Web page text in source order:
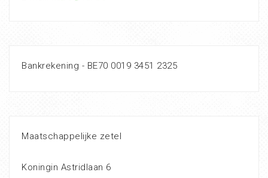
Bankrekening - BE70 0019 3451 2325
Maatschappelijke zetel
Koningin Astridlaan 6